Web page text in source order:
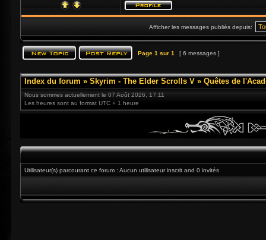
Afficher les messages publiés depuis:
Page 1 sur 1 [ 6 messages ]
Index du forum » Skyrim - The Elder Scrolls V » Quêtes de
Nous sommes actuellement le 07 Août 2026, 17:11
Les heures sont au format UTC + 1 heure
Utilisateur(s) parcourant ce forum : Aucun utilisateur inscrit and 0 invités